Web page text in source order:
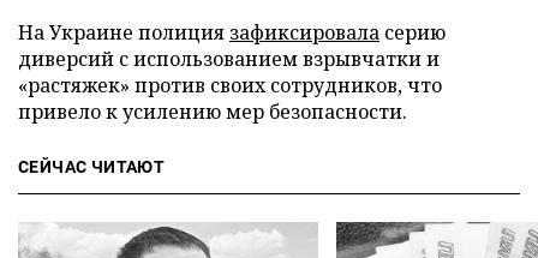
На Украине полиция зафиксировала серию
диверсий с использованием взрывчатки и
«растяжек» против своих сотрудников, что
привело к усилению мер безопасности.
СЕЙЧАС ЧИТАЮТ